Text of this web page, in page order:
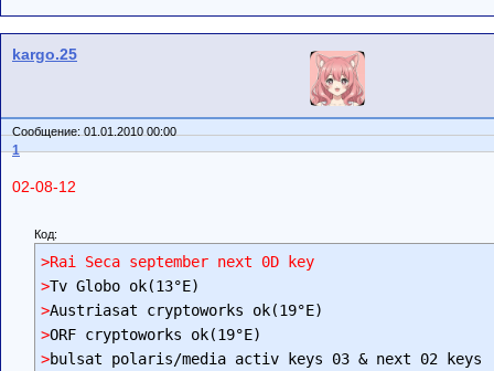
kargo.25
Сообщение: 01.01.2010 00:00
1
02-08-12
Код:
>Rai Seca september next 0D key
>
>
>
>